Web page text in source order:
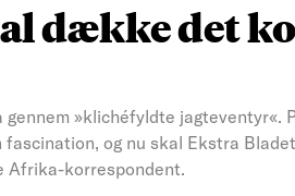
dække det
gennem »klichéfyldte jagteventyr«.
og nu skal Ekstra
Afrika-korrespondent.